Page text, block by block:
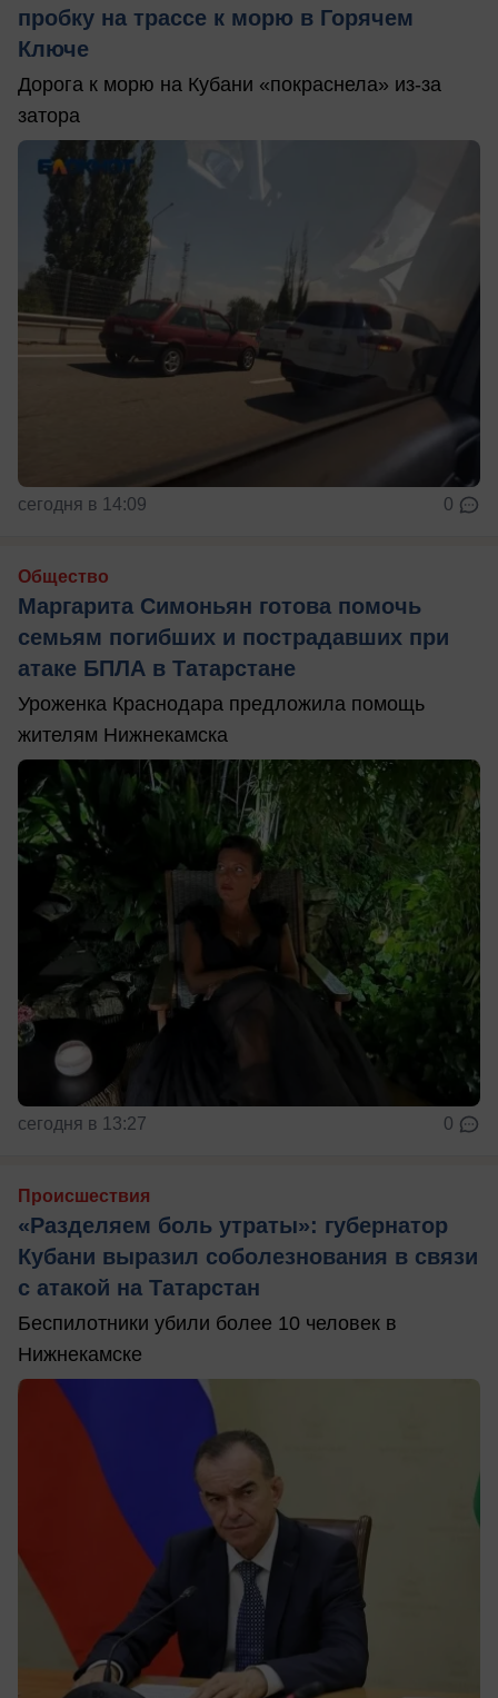
пробку на трассе к морю в Горячем
Ключе
Дорога к морю на Кубани «покраснела» из-за
затора
сегодня в 14:09 0
Общество
Маргарита Симоньян готова помочь
семьям погибших и пострадавших при
атаке БПЛА в Татарстане
Уроженка Краснодара предложила помощь
жителям Нижнекамска
сегодня в 13:27 0
Происшествия
«Разделяем боль утраты»: губернатор
Кубани выразил соболезнования в связи
с атакой на Татарстан
Беспилотники убили более 10 человек в
Нижнекамске